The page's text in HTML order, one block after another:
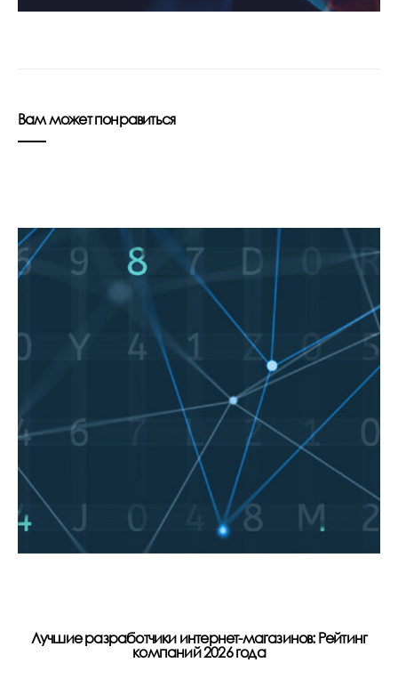
Вам может понравиться
Лучшие разработчики интернет-магазинов: Рейтинг
компаний 2026 года